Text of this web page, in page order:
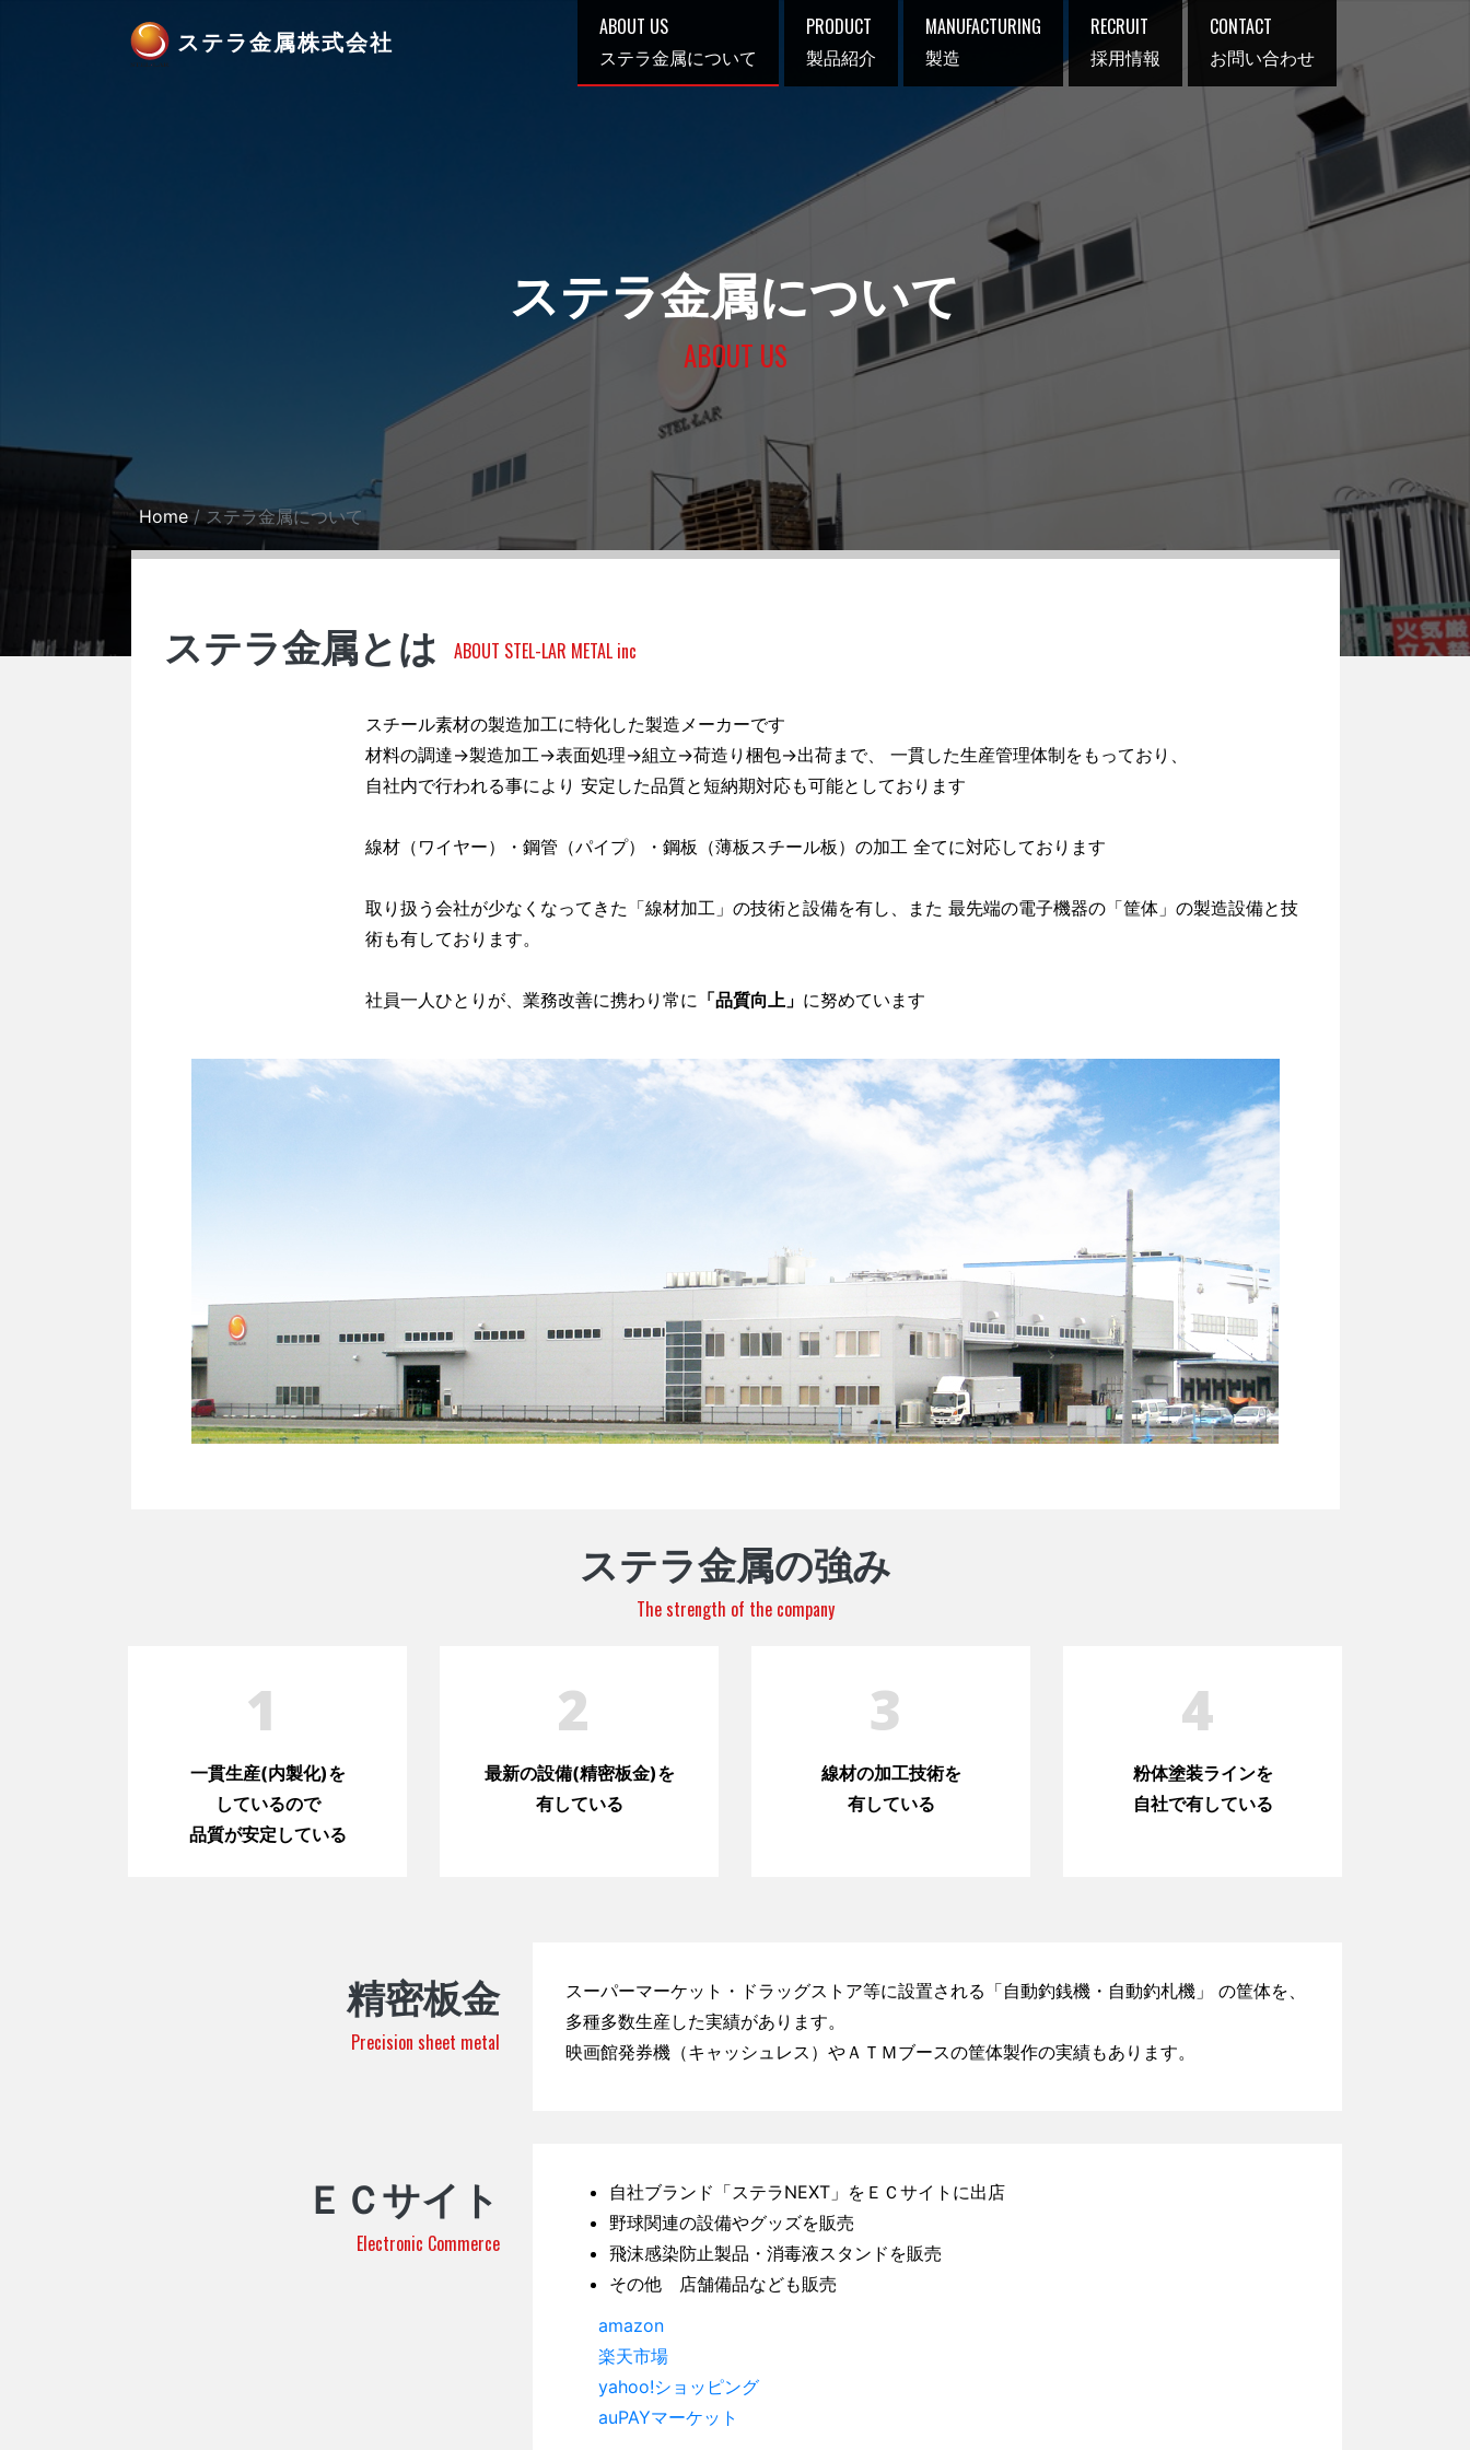
ステラ金属株式会社
ABOUT US
ステラ金属について
PRODUCT
製品紹介
MANUFACTURING
製造
RECRUIT
採用情報
CONTACT
お問い合わせ
ステラ金属について
ABOUT US
Home ステラ金属について
ステラ金属とは ABOUT STEL-LAR METAL inc
スチール素材の製造加工に特化した製造メーカーです
材料の調達→製造加工→表面処理→組立→荷造り梱包→出荷まで、 一貫した生産管理体制をもっており、
自社内で行われる事により 安定した品質と短納期対応も可能としております
線材（ワイヤー）・鋼管（パイプ）・鋼板（薄板スチール板）の加工 全てに対応しております
取り扱う会社が少なくなってきた「線材加工」の技術と設備を有し、また 最先端の電子機器の「筐体」の製造設備と技
術も有しております。
社員一人ひとりが、業務改善に携わり常に 「品質向上」 に努めています
ステラ金属の強み
The strength of the company
1
一貫生産(内製化)を
しているので
品質が安定している
2
最新の設備(精密板金)を
有している
3
線材の加工技術を
有している
4
粉体塗装ラインを
自社で有している
精密板金
Precision sheet metal
スーパーマーケット・ドラッグストア等に設置される「自動釣銭機・自動釣札機」 の筐体を、
多種多数生産した実績があります。
映画館発券機（キャッシュレス）やＡＴＭブースの筐体製作の実績もあります。
ＥＣサイト
Electronic Commerce
自社ブランド「ステラNEXT」をＥＣサイトに出店
野球関連の設備やグッズを販売
飛沫感染防止製品・消毒液スタンドを販売
その他 店舗備品なども販売
amazon
楽天市場
yahoo!ショッピング
auPAYマーケット